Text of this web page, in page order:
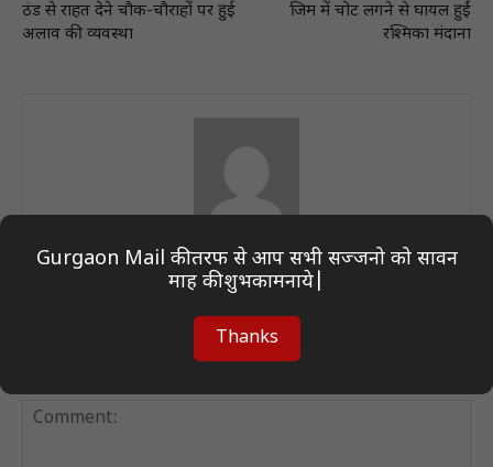
ठंड से राहत देने चौक-चौराहों पर हुई
अलाव की व्यवस्था
जिम में चोट लगने से घायल हुईं
रश्मिका मंदाना
Author On Desk
Gurgaon Mail की तरफ से आप सभी सज्जनो को सावन
माह की शुभकामनाये|
Thanks